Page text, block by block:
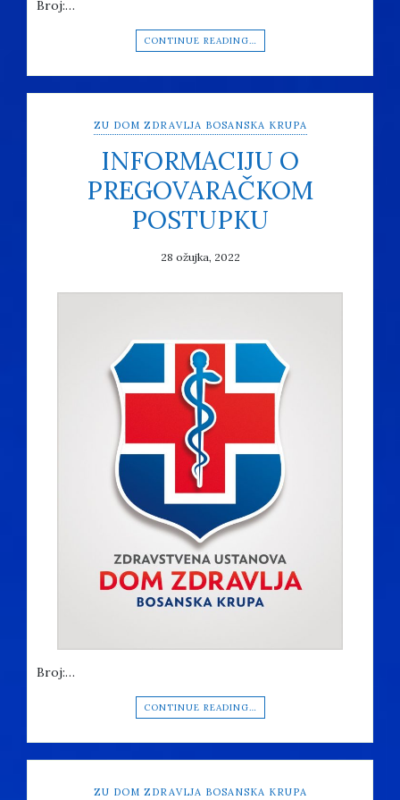
Broj:…
CONTINUE READING…
ZU DOM ZDRAVLJA BOSANSKA KRUPA
INFORMACIJU O
PREGOVARAČKOM
POSTUPKU
28 ožujka, 2022
Broj:…
CONTINUE READING…
ZU DOM ZDRAVLJA BOSANSKA KRUPA